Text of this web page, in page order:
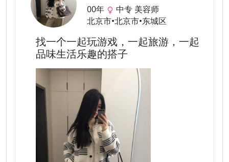
00年
中专 美容师
北京市•北京市•东城区
找一个一起玩游戏，一起旅游，一起
品味生活乐趣的搭子